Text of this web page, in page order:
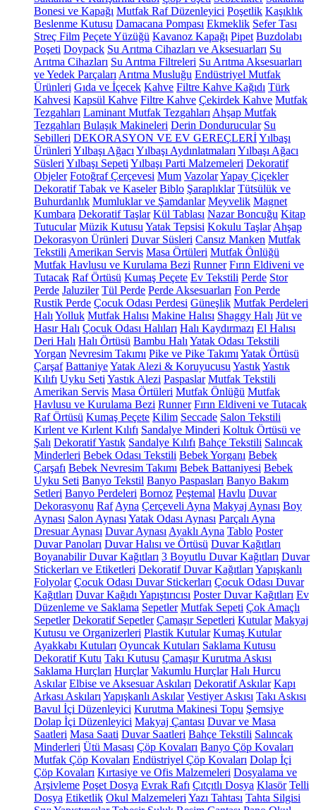
Bonesi ve Kapağı Mutfak Raf Düzenleyici Poşetlik Kaşıklık
Beslenme Kutusu Damacana Pompası Ekmeklik Sefer Tası
Streç Film Peçete Yüzüğü Kavanoz Kapağı Pipet Buzdolabı
Poşeti Doypack Su Arıtma Cihazları ve Aksesuarları Su
Arıtma Cihazları Su Arıtma Filtreleri Su Arıtma Aksesuarları
ve Yedek Parçaları Arıtma Musluğu Endüstriyel Mutfak
Ürünleri Gıda ve İçecek Kahve Filtre Kahve Kağıdı Türk
Kahvesi Kapsül Kahve Filtre Kahve Çekirdek Kahve Mutfak
Tezgahları Laminant Mutfak Tezgahları Ahşap Mutfak
Tezgahları Bulaşık Makineleri Derin Dondurucular Su
Sebilleri DEKORASYON VE EV GEREÇLERİYılbaşı
Ürünleri Yılbaşı Ağacı Yılbaşı Aydınlatmaları Yılbaşı Ağacı
Süsleri Yılbaşı Sepeti Yılbaşı Parti Malzemeleri Dekoratif
Objeler Fotoğraf Çerçevesi Mum VazolarYapay Çiçekler
Dekoratif Tabak ve Kaseler Biblo Şaraplıklar Tütsülük ve
Buhurdanlık Mumluklar ve Şamdanlar Meyvelik Magnet
Kumbara Dekoratif Taşlar Kül Tablası Nazar Boncuğu Kitap
Tutucular Müzik Kutusu Yatak Tepsisi Kokulu Taşlar Ahşap
Dekorasyon Ürünleri Duvar Süsleri Cansız Manken Mutfak
Tekstili Amerikan Servis Masa Örtüleri Mutfak Önlüğü
Mutfak Havlusu ve Kurulama Bezi Runner Fırın Eldiveni ve
Tutacak Raf Örtüsü Kumaş Peçete Ev Tekstili Perde Stor
Perde Jaluziler Tül Perde Perde Aksesuarları Fon Perde
Rustik Perde Çocuk Odası Perdesi Güneşlik Mutfak Perdeleri
Halı Yolluk Mutfak Halısı Makine Halısı Shaggy Halı Jüt ve
Hasır Halı Çocuk Odası Halıları Halı Kaydırmazı El Halısı
Deri Halı Halı Örtüsü Bambu Halı Yatak Odası Tekstili
Yorgan Nevresim Takımı Pike ve Pike Takımı Yatak Örtüsü
Çarşaf BattaniyeYatak Alezi & Koruyucusu YastıkYastık
Kılıfı Uyku Seti Yastık Alezi Paspaslar Mutfak Tekstili
Amerikan Servis Masa Örtüleri Mutfak Önlüğü Mutfak
Havlusu ve Kurulama Bezi Runner Fırın Eldiveni ve Tutacak
Raf Örtüsü Kumaş Peçete Kilim Seccade Salon Tekstili
Kırlent ve Kırlent Kılıfı Sandalye Minderi Koltuk Örtüsü ve
Şalı Dekoratif Yastık Sandalye Kılıfı Bahçe Tekstili Salıncak
Minderleri Bebek Odası Tekstili Bebek Yorganı Bebek
Çarşafı Bebek Nevresim Takımı Bebek Battaniyesi Bebek
Uyku Seti Banyo Tekstil Banyo Paspasları Banyo Bakım
Setleri Banyo Perdeleri Bornoz Peştemal Havlu Duvar
Dekorasyonu Raf Ayna Çerçeveli Ayna Makyaj Aynası Boy
Aynası Salon Aynası Yatak Odası Aynası Parçalı Ayna
Dresuar Aynası Duvar Aynası Ayaklı Ayna Tablo Poster
Duvar Panoları Duvar Halısı ve Örtüsü Duvar Kağıtları
Boyanabilir Duvar Kağıtları 3 Boyutlu Duvar Kağıtları Duvar
Stickerları ve Etiketleri Dekoratif Duvar Kağıtları Yapışkanlı
Folyolar Çocuk Odası Duvar Stickerları Çocuk Odası Duvar
Kağıtları Duvar Kağıdı Yapıştırıcısı Poster Duvar Kağıtları Ev
Düzenleme ve Saklama Sepetler Mutfak Sepeti Çok Amaçlı
Sepetler Dekoratif Sepetler Çamaşır Sepetleri Kutular Makyaj
Kutusu ve Organizerleri Plastik Kutular Kumaş Kutular
Ayakkabı Kutuları Oyuncak Kutuları Saklama Kutusu
Dekoratif Kutu Takı Kutusu Çamaşır Kurutma Askısı
Saklama Hurçları Hurçlar Vakumlu Hurçlar Halı Hurcu
Askılar Elbise ve Aksesuar Askıları Dekoratif Askılar Kapı
Arkası Askıları Yapışkanlı Askılar Vestiyer Askısı Takı Askısı
Bavul İçi Düzenleyici Kurutma Makinesi Topu Şemsiye
Dolap İçi Düzenleyici Makyaj Çantası Duvar ve Masa
Saatleri Masa Saati Duvar Saatleri Bahçe Tekstili Salıncak
Minderleri Ütü Masası Çöp Kovaları Banyo Çöp Kovaları
Mutfak Çöp Kovaları Endüstriyel Çöp Kovaları Dolap İçi
Çöp Kovaları Kırtasiye ve Ofis Malzemeleri Dosyalama ve
Arşivleme Poşet Dosya Evrak Rafı Çıtçıtlı Dosya Klasör Telli
Dosya Etiketlik Okul Malzemeleri Yazı Tahtası Tahta Silgisi